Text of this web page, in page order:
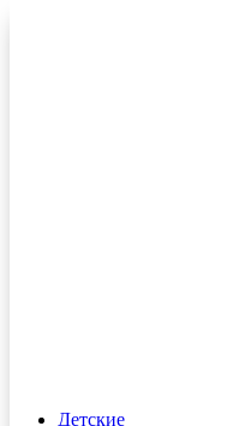
Детские